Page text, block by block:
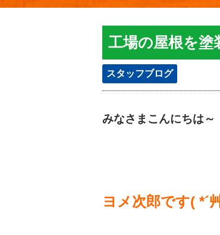
工場の屋根を塗
スタッフブログ
みなさまこんにちは
ヨメ次郎です( *´